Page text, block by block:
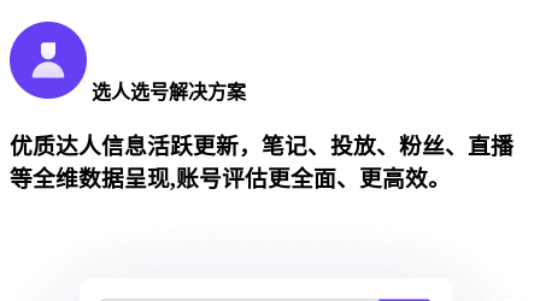
选人选号解决方案
优质达人信息活跃更新，笔记、投放、粉丝、直播
等全维数据呈现,账号评估更全面、更高效。